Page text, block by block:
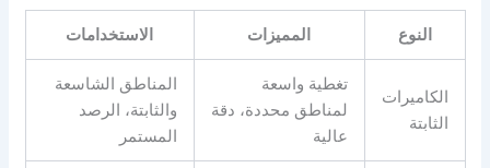
النوع المميزات الاستخدامات
الكاميرات
الثابتة
تغطية واسعة
لمناطق محددة، دقة
عالية
المناطق الشاسعة
والثابتة، الرصد
المستمر